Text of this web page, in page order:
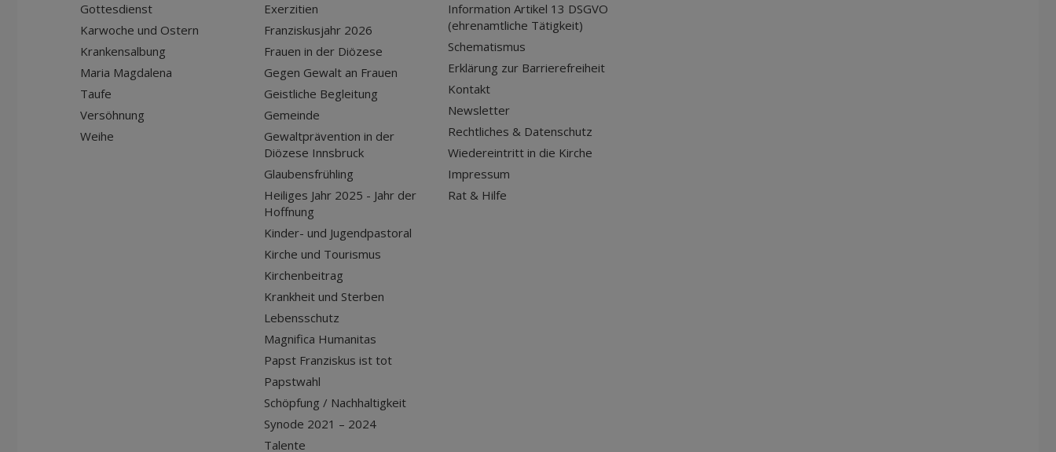
Gottesdienst
Karwoche und Ostern
Krankensalbung
Maria Magdalena
Taufe
Versöhnung
Weihe
Exerzitien
Franziskusjahr 2026
Frauen in der Diözese
Gegen Gewalt an Frauen
Geistliche Begleitung
Gemeinde
Gewaltprävention in der
Diözese Innsbruck
Glaubensfrühling
Heiliges Jahr 2025 - Jahr der
Hoffnung
Kinder- und Jugendpastoral
Kirche und Tourismus
Kirchenbeitrag
Krankheit und Sterben
Lebensschutz
Magnifica Humanitas
Papst Franziskus ist tot
Papstwahl
Schöpfung / Nachhaltigkeit
Synode 2021 – 2024
Talente
Information Artikel 13 DSGVO
(ehrenamtliche Tätigkeit)
Schematismus
Erklärung zur Barrierefreiheit
Kontakt
Newsletter
Rechtliches & Datenschutz
Wiedereintritt in die Kirche
Impressum
Rat & Hilfe